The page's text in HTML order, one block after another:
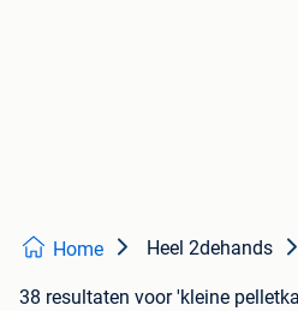
Home Heel 2dehands
38 resultaten voor 'kleine